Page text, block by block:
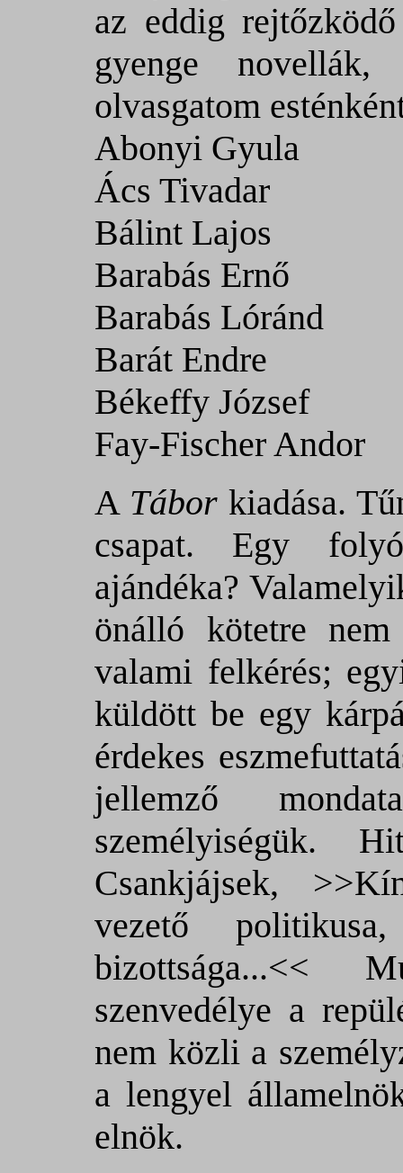
az eddig
gyenge
olvasgatom
Abonyi Gyula
Ács Tivadar
Bálint Lajos
Barabás Ernő
Barabás Lóránd
Barát Endre
Békeffy József
Fay-Fischer Andor
A Táborkiadása.
csapat. Egy
ajándéka?
önálló kötetre
valami felkérés;
küldött be egy
érdekes
jellemző
személyiségük.
Csankjájsek,
vezető
bizottsága...<<
szenvedélye a
nem közli a
a lengyel
elnök.